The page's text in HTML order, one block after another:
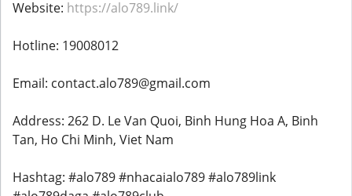
Website: https://alo789.link/
Hotline: 19008012
Email: contact.alo789@gmail.com
Address: 262 D. Le Van Quoi, Binh Hung Hoa A, Binh
Tan, Ho Chi Minh, Viet Nam
Hashtag: #alo789 #nhacaialo789 #alo789link